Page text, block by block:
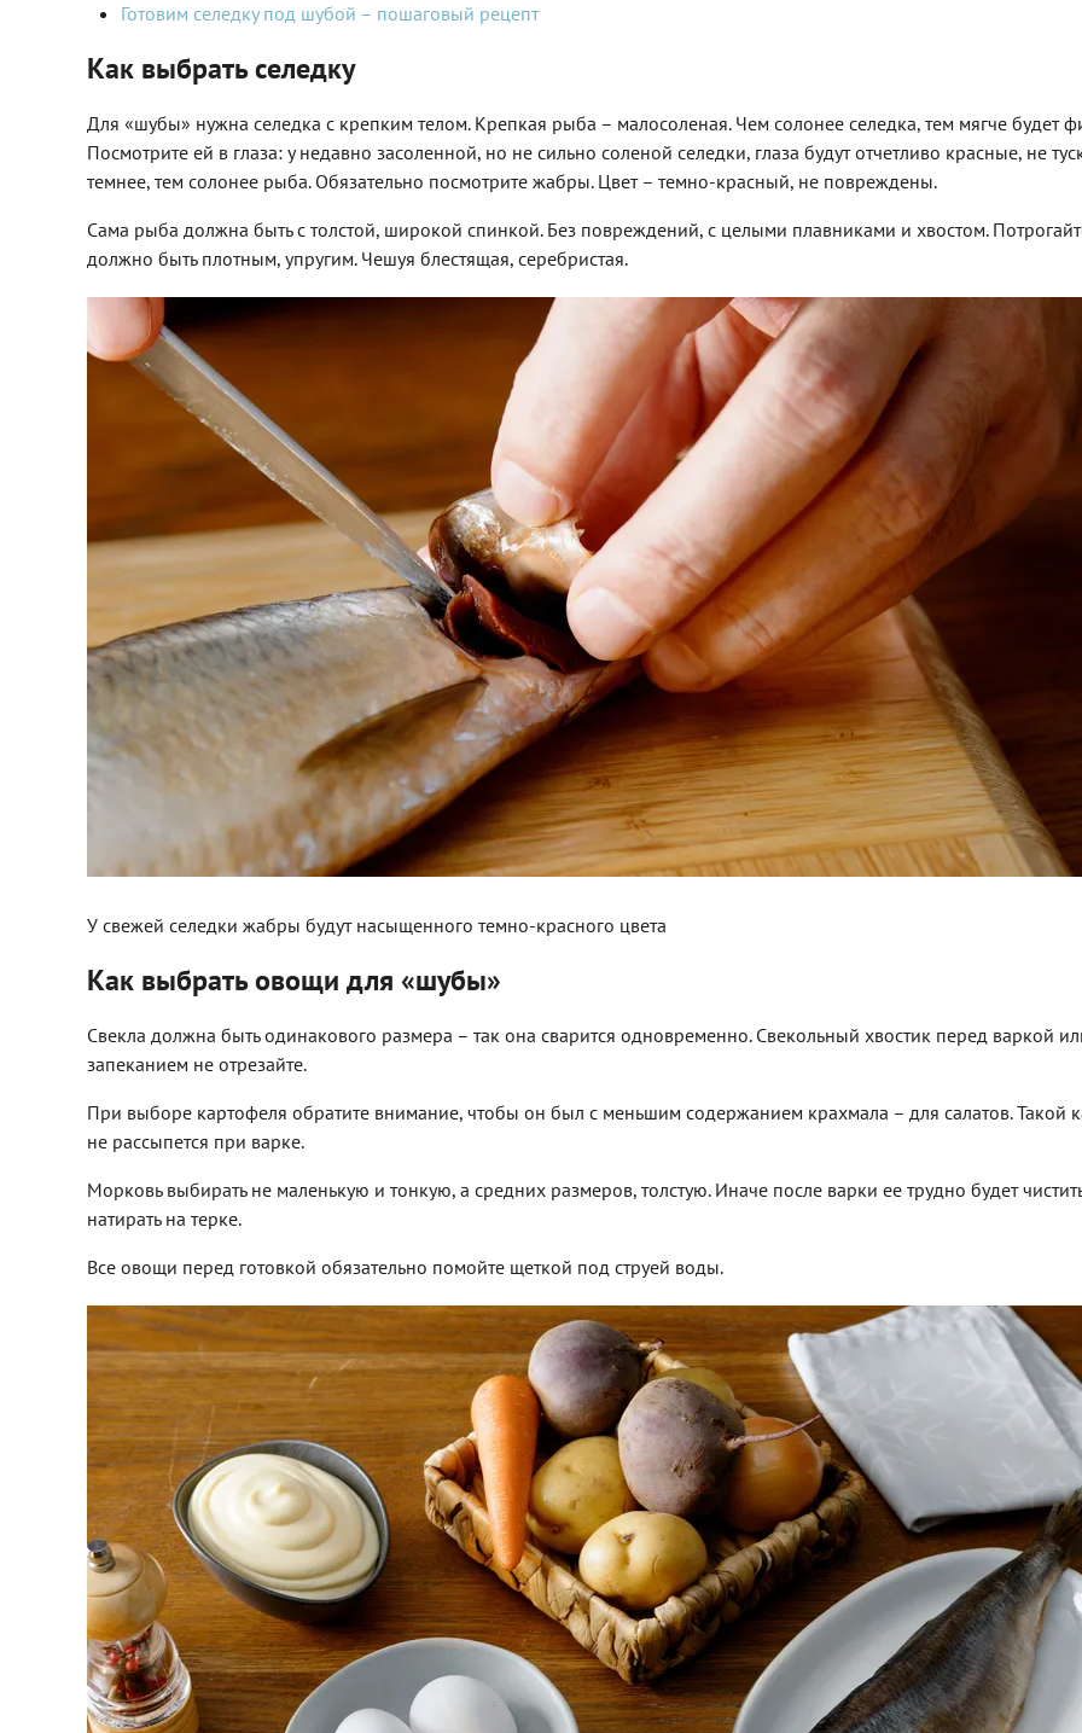
Готовим селедку под шубой – пошаговый рецепт
Как выбрать селедку
Для «шубы» нужна селедка с крепким телом. Крепкая рыба – малосоленая. Чем солонее селедка, тем мягче будет
Посмотрите ей в глаза: у недавно засоленной, но не сильно соленой селедки, глаза будут отчетливо красные, не
темнее, тем солонее рыба. Обязательно посмотрите жабры. Цвет – темно-красный, не повреждены.
Сама рыба должна быть с толстой, широкой спинкой. Без повреждений, с целыми плавниками и хвостом.
должно быть плотным, упругим. Чешуя блестящая, серебристая.
У свежей селедки жабры будут насыщенного темно-красного цвета
Как выбрать овощи для «шубы»
Свекла должна быть одинакового размера – так она сварится одновременно. Свекольный хвостик перед варкой
запеканием не отрезайте.
При выборе картофеля обратите внимание, чтобы он был с меньшим содержанием крахмала – для салатов. Такой
не рассыпется при варке.
Морковь выбирать не маленькую и тонкую, а средних размеров, толстую. Иначе после варки ее трудно будет
натирать на терке.
Все овощи перед готовкой обязательно помойте щеткой под струей воды.